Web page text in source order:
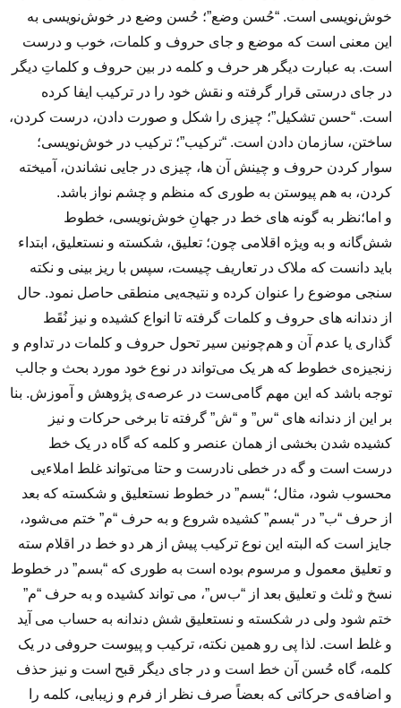
خوش‌نویسی‌ است. “حُسن وضع”؛ حُسن وضع در خوش‌نویسی به
این معنی است که موضع و جای حروف و کلمات، خوب و درست
است. به عبارت دیگر هر حرف و کلمه در بین حروف و کلماتِ دیگر
در جای درستی قرار گرفته و نقش خود را در ترکیب ایفا کرده
است. “حسن تشکیل”؛ چیزی را شکل و صورت دادن، درست کردن،
ساختن، سازمان دادن است. “ترکیب”؛ ترکیب در خوش‌نویسی؛
سوار کردن حروف و چینش آن ها، چیزی در جایی نشاندن، آمیخته
کردن، به هم پیوستن به طوری که منظم و چشم نواز باشد.
و اما؛نظر به گونه های خط در جهانِ خوش‌نویسی، خطوط
شش‌گانه و به ویژه اقلامی چون؛ تعلیق، شکسته و نستعلیق، ابتداء
باید دانست که ملاک در تعاریف چیست، سپس با ریز بینی و نکته
سنجی موضوع را عنوان کرده و نتیجه‌یی منطقی حاصل نمود. حال
از دندانه های حروف و کلمات گرفته تا انواع کشیده و نیز نُقَط
گذاری یا عدم آن و هم‌چونین سیر تحول حروف و کلمات در تداوم و
زنجیزه‌ی خطوط که هر یک می‌تواند در نوع خود مورد بحث و جالب
توجه باشد که این مهم گامی‌ست در عرصه‌ی پژوهش و آموزش. بنا
بر این از دندانه های “س” و “ش” گرفته تا برخی حرکات و نیز
کشیده شدن بخشی از همان عنصر و کلمه که گاه در یک خط
درست است و گه در خطی نادرست و حتا می‌تواند غلط املاءیی
محسوب شود، مثال؛ “بسم” در خطوط نستعلیق و شکسته که بعد
از حرف “ب” در “بسم” کشیده شروع و به حرف “م” ختم می‌شود،
جایز است که البته این نوع ترکیب پیش از هر دو خط در اقلام سته
و تعلیق معمول و مرسوم بوده است به طوری که “بسم” در خطوط
نسخ و ثلث و تعلیق بعد از “ب‌س”، می تواند کشیده و به حرف “م”
ختم شود ولی در شکسته و نستعلیق شش دندانه به حساب می آید
و غلط است. لذا پی رو همین نکته، ترکیب و پیوست حروفی در یک
کلمه، گاه حُسن آن خط است و در جای دیگر قبح است و نیز حذف
و اضافه‌ی حرکاتی که بعضاً صرف نظر از فرم و زیبایی، کلمه را